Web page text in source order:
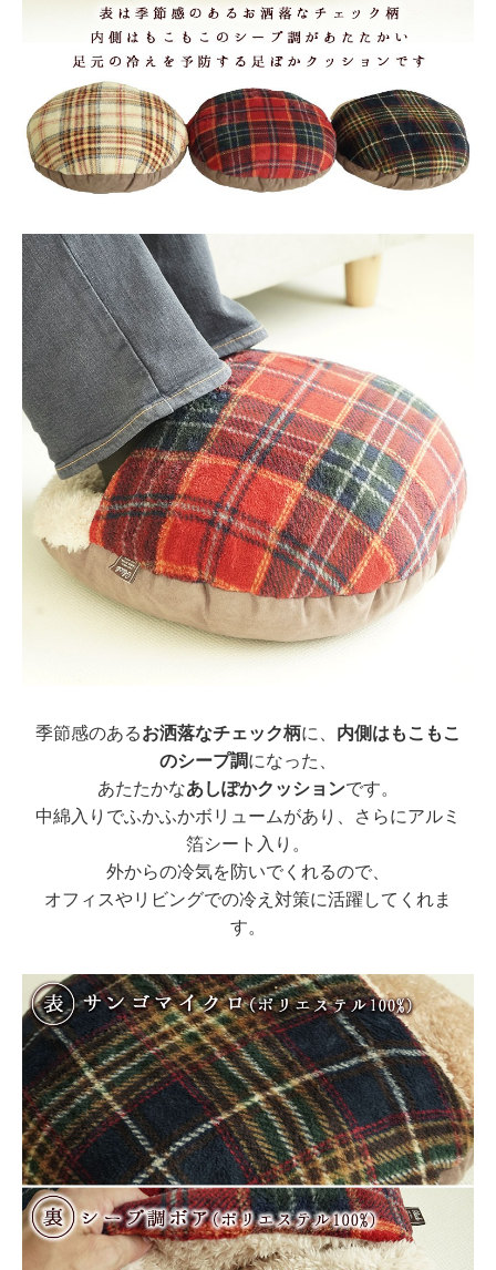
季節感のあるお洒落なチェック柄に、 内側はもこもこ
のシープ調になった、
あたたかなあしぽかクッションです。
中綿入りでふかふかボリュームがあり、さらにアルミ
箔シート入り。
外からの冷気を防いでくれるので、
オフィスやリビングでの冷え対策に活躍してくれま
す。